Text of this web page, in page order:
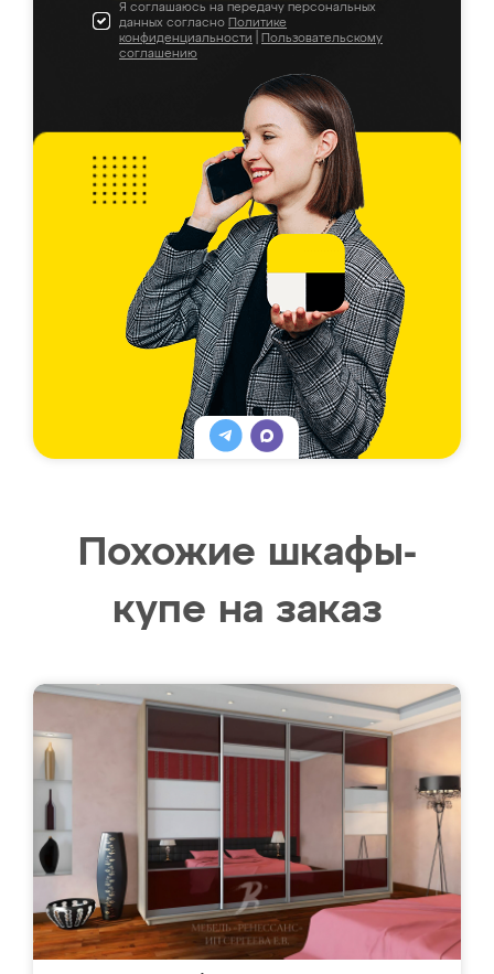
Я соглашаюсь на передачу персональных
данных согласно Политике
конфиденциальности
Пользовательскому
соглашению
Похожие шкафы-
купе на заказ